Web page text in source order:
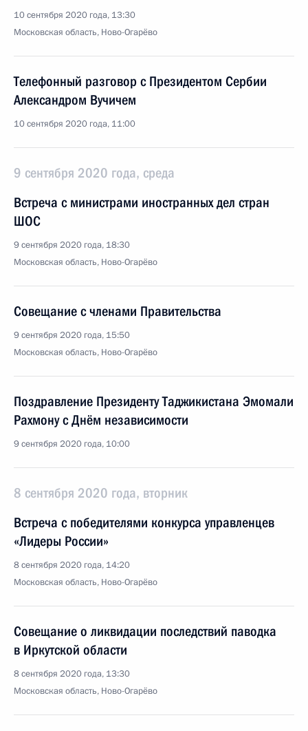
10 сентября 2020 года, 13:30
Московская область, Ново-Огарёво
Телефонный разговор с Президентом Сербии
Александром Вучичем
10 сентября 2020 года, 11:00
9 сентября 2020 года, среда
Встреча с министрами иностранных дел стран
ШОС
9 сентября 2020 года, 18:30
Московская область, Ново-Огарёво
Совещание с членами Правительства
9 сентября 2020 года, 15:50
Московская область, Ново-Огарёво
Поздравление Президенту Таджикистана Эмомали
Рахмону с Днём независимости
9 сентября 2020 года, 10:00
8 сентября 2020 года, вторник
Встреча с победителями конкурса управленцев
«Лидеры России»
8 сентября 2020 года, 14:20
Московская область, Ново-Огарёво
Совещание о ликвидации последствий паводка
в Иркутской области
8 сентября 2020 года, 13:30
Московская область, Ново-Огарёво